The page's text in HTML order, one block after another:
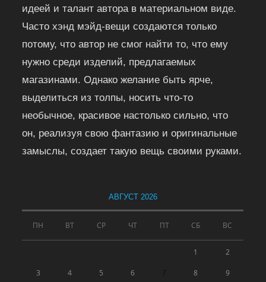
идеей и талант автора в материальном виде.
Часто хэнд мэйд-вещи создаются только
потому, что автор не смог найти то, что ему
нужно среди изделий, предлагаемых
магазинами. Однако желание быть ярче,
выделиться из толпы, носить что-то
необычное, красивое настолько сильно, что
он, реализуя свою фантазию и оригинальные
замыслы, создает такую вещь своими руками.
АВГУСТ 2026
ПН ВТ СР ЧТ ПТ СБ ВС
1 2
3 4 5 6 8 9